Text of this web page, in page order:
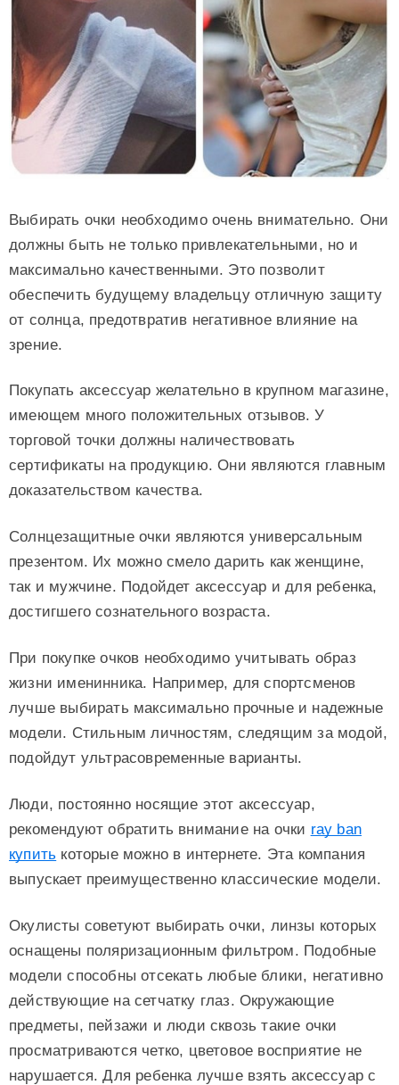
Выбирать очки необходимо очень внимательно. Они
должны быть не только привлекательными, но и
максимально качественными. Это позволит
обеспечить будущему владельцу отличную защиту
от солнца, предотвратив негативное влияние на
зрение.
Покупать аксессуар желательно в крупном магазине,
имеющем много положительных отзывов. У
торговой точки должны наличествовать
сертификаты на продукцию. Они являются главным
доказательством качества.
Солнцезащитные очки являются универсальным
презентом. Их можно смело дарить как женщине,
так и мужчине. Подойдет аксессуар и для ребенка,
достигшего сознательного возраста.
При покупке очков необходимо учитывать образ
жизни именинника. Например, для спортсменов
лучше выбирать максимально прочные и надежные
модели. Стильным личностям, следящим за модой,
подойдут ультрасовременные варианты.
Люди, постоянно носящие этот аксессуар,
рекомендуют обратить внимание на очки ray ban
купить которые можно в интернете. Эта компания
выпускает преимущественно классические модели.
Окулисты советуют выбирать очки, линзы которых
оснащены поляризационным фильтром. Подобные
модели способны отсекать любые блики, негативно
действующие на сетчатку глаз. Окружающие
предметы, пейзажи и люди сквозь такие очки
просматриваются четко, цветовое восприятие не
нарушается. Для ребенка лучше взять аксессуар с